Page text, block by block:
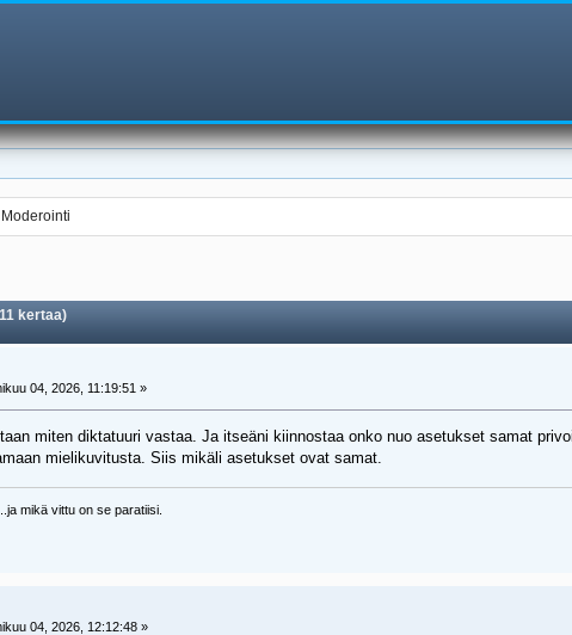
Moderointi
kertaa)
04, 2026, 11:19:51 »
miten diktatuuri vastaa. Ja itseäni kiinnostaa onko nuo asetukset samat
mielikuvitusta. Siis mikäli asetukset ovat samat.
mikä vittu on se paratiisi.
04, 2026, 12:12:48 »